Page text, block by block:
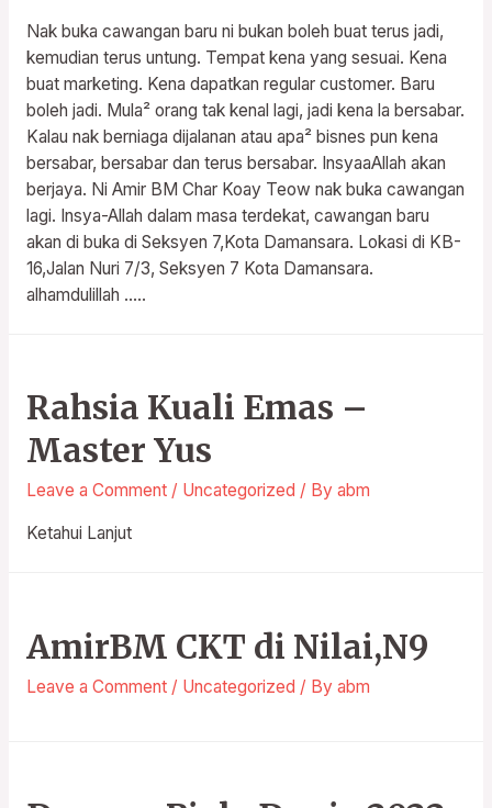
Nak buka cawangan baru ni bukan boleh buat terus jadi,
kemudian terus untung. Tempat kena yang sesuai. Kena
buat marketing. Kena dapatkan regular customer. Baru
boleh jadi. Mula² orang tak kenal lagi, jadi kena la bersabar.
Kalau nak berniaga dijalanan atau apa² bisnes pun kena
bersabar, bersabar dan terus bersabar. InsyaaAllah akan
berjaya. Ni Amir BM Char Koay Teow nak buka cawangan
lagi. Insya-Allah dalam masa terdekat, cawangan baru
akan di buka di Seksyen 7,Kota Damansara. Lokasi di KB-
16,Jalan Nuri 7/3, Seksyen 7 Kota Damansara.
alhamdulillah …..
Rahsia Kuali Emas –
Master Yus
Leave a Comment / Uncategorized / By abm
Ketahui Lanjut
AmirBM CKT di Nilai,N9
Leave a Comment / Uncategorized / By abm